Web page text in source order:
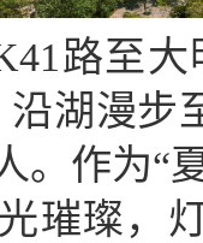
路至
沿湖漫步
。作为“
璀璨，